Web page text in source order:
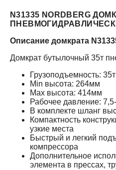
N31335 NORDBERG
Описание домкрата
Домкрат бутылочный 35т
Грузоподъемность: 35т
Min высота: 264мм
Max высота: 414мм
Рабочее давление:
В комплекте шланг
Компактность
узкие места
Быстрый и легкий
компрессора
Дополнительное
элемента в прессах,